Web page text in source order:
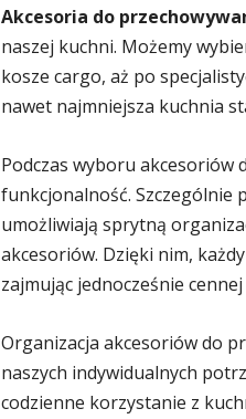
Akcesoria do
naszej kuchni. Możemy
kosze cargo, aż po
nawet najmniejsza kuchnia
Podczas wyboru akcesoriów
funkcjonalność. Szczególnie
umożliwiają sprytną
akcesoriów. Dzięki nim,
zajmując jednocześnie
Organizacja akcesoriów do
naszych indywidualnych
codzienne korzystanie z